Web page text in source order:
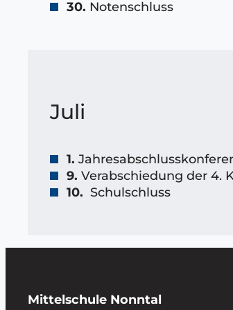
30. Notenschluss
Juli
1.
9. Verabschiedung der 4.
10. Schulschluss
Mittelschule Nonntal